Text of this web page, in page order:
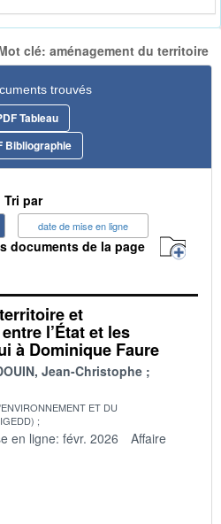
clé: aménagement du territoire
trouvés
Tableau
Bibliographie
Tri par
date de mise en ligne
documents de la page
et
l’État et les
à Dominique Faure
Jean-Christophe
ET DU
en ligne: févr. 2026
Affaire